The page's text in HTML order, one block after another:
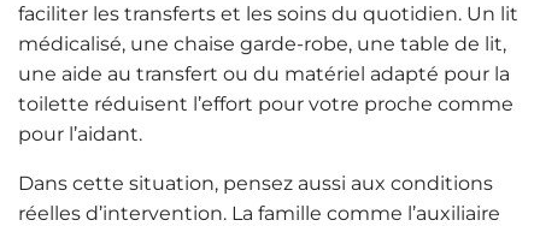
faciliter les transferts et les soins du quotidien. Un lit
médicalisé, une chaise garde-robe, une table de lit,
une aide au transfert ou du matériel adapté pour la
toilette réduisent l’effort pour votre proche comme
pour l’aidant.
Dans cette situation, pensez aussi aux conditions
réelles d’intervention. La famille comme l’auxiliaire